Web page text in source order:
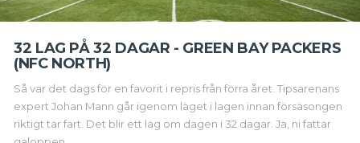
32 LAG PÅ 32 DAGAR - GREEN BAY PACKERS
(NFC NORTH)
Så var det dags för en favorit i repris från förra året. Tipsarenans
expert Johan Mann går igenom läget i lagen innan försäsongen
riktigt tar fart. Det blir ett lag om dagen i 32 dagar. Ja, ni fattar